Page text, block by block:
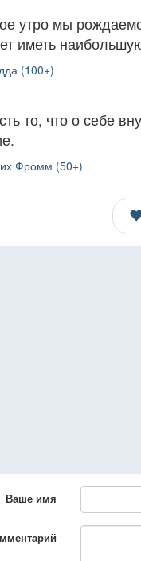
утро мы
иметь
(100+)
то, что о себе
Фромм (50+)
Ваше имя